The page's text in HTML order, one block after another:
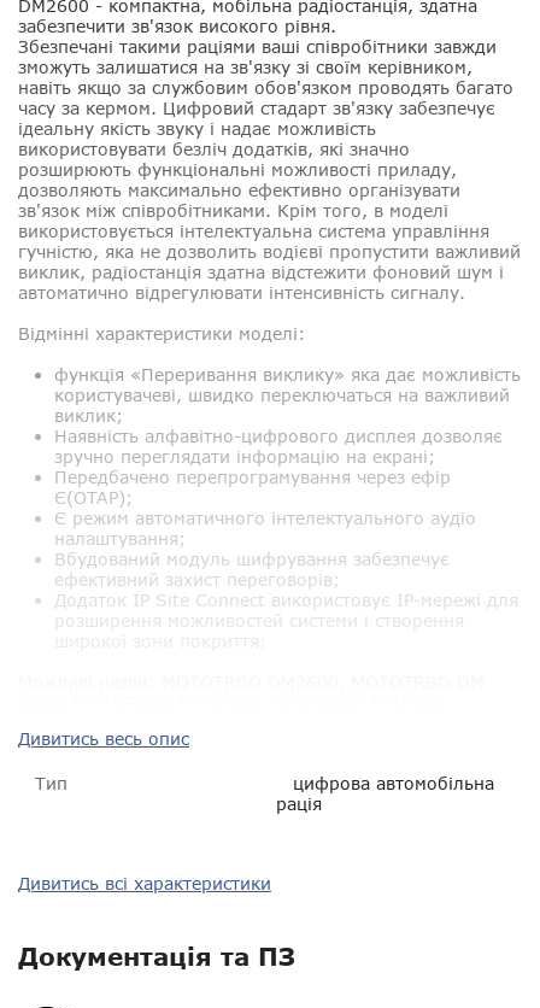
DM2600 - компактна, мобільна радіостанція, здатна
забезпечити зв'язок високого рівня.
Збезпечані такими раціями ваші співробітники завжди
зможуть залишатися на зв'язку зі своїм керівником,
навіть якщо за службовим обов'язком проводять багато
часу за кермом. Цифровий стадарт зв'язку забезпечує
ідеальну якість звуку і надає можливість
використовувати безліч додатків, які значно
розширюють функціональні можливості приладу,
дозволяють максимально ефективно організувати
зв'язок між співробітниками. Крім того, в моделі
використовується інтелектуальна система управління
гучністю, яка не дозволить водієві пропустити важливий
виклик, радіостанція здатна відстежити фоновий шум і
автоматично відрегулювати інтенсивність сигналу.
Відмінні характеристики моделі:
функція «Переривання виклику» яка дає можливість
користувачеві, швидко переключаться на важливий
виклик;
Наявність алфавітно-цифрового дисплея дозволяє
зручно переглядати інформацію на екрані;
Передбачено перепрограмування через ефір
Є(OTAP);
Є режим автоматичного інтелектуального аудіо
налаштування;
Вбудований модуль шифрування забезпечує
ефективний захист переговорів;
Додаток IP Site Connect використовує IP-мережі для
розширення можливостей системи і створення
Дивитись весь опис
Тип
цифрова автомобільна
рація
Потужність 25 Вт
Дивитись всі характеристики
Документація та ПЗ